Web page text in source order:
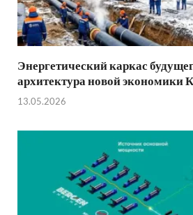
Энергетический каркас
архитектура новой экономики
13.05.2026